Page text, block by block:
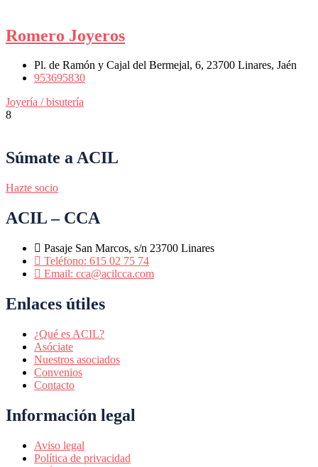
Romero Joyeros
Pl. de Ramón y Cajal del Bermejal, 6, 23700 Linares, Jaén
953695830
Joyería / bisutería
8
Súmate a ACIL
Hazte socio
ACIL – CCA
Pasaje San Marcos, s/n 23700 Linares
Teléfono: 615 02 75 74
Email: cca@acilcca.com
Enlaces útiles
¿Qué es ACIL?
Asóciate
Nuestros asociados
Convenios
Contacto
Información legal
Aviso legal
Política de privacidad